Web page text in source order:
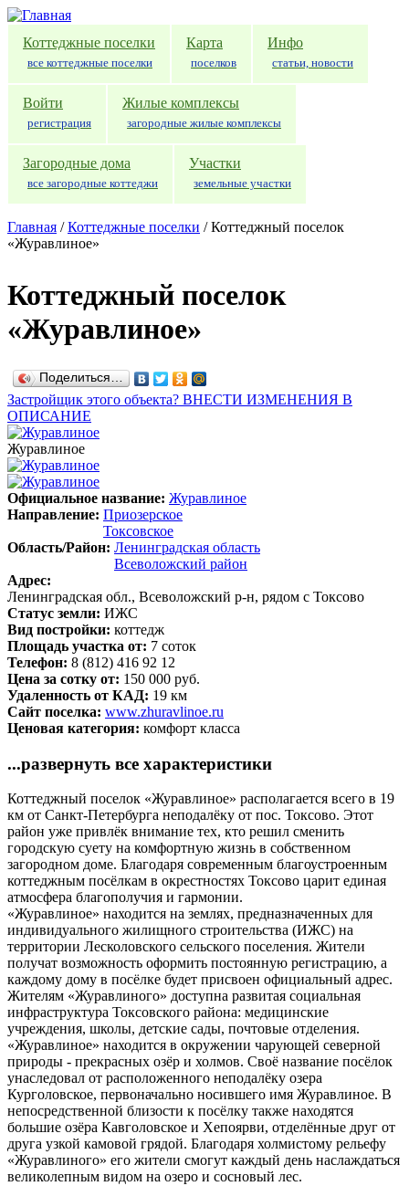
Перейти к основному содержанию
Коттеджные поселки
все коттеджные поселки
Карта
поселков
Инфо
статьи, новости
Войти
регистрация
Жилые комплексы
загородные жилые комплексы
Загородные дома
все загородные коттеджи
Участки
земельные участки
Главная / Коттеджные поселки /Коттеджный поселок
«Журавлиное»
Коттеджный поселок
«Журавлиное»
Поделиться…
Застройщик этого объекта? ВНЕСТИ ИЗМЕНЕНИЯ В
ОПИСАНИЕ
Журавлиное
Официальное название: Журавлиное
Направление: Приозерское
Токсовское
Область/Район: Ленинградская область
Всеволожский район
Адрес:
Ленинградская обл., Всеволожский р-н, рядом с Токсово
Статус земли: ИЖС
Вид постройки: коттедж
Площадь участка от: 7 соток
Телефон: 8 (812) 416 92 12
Цена за сотку от: 150 000 руб.
Удаленность от КАД: 19 км
Сайт поселка: www.zhuravlinoe.ru
Ценовая категория: комфорт класса
...развернуть все характеристики
Коттеджный поселок «Журавлиное» располагается всего в 19
км от Санкт-Петербурга неподалёку от пос. Токсово. Этот
район уже привлёк внимание тех, кто решил сменить
городскую суету на комфортную жизнь в собственном
загородном доме. Благодаря современным благоустроенным
коттеджным посёлкам в окрестностях Токсово царит единая
атмосфера благополучия и гармонии.
«Журавлиное» находится на землях, предназначенных для
индивидуального жилищного строительства (ИЖС) на
территории Лесколовского сельского поселения. Жители
получат возможность оформить постоянную регистрацию, а
каждому дому в посёлке будет присвоен официальный адрес.
Жителям «Журавлиного» доступна развитая социальная
инфраструктура Токсовского района: медицинские
учреждения, школы, детские сады, почтовые отделения.
«Журавлиное» находится в окружении чарующей северной
природы - прекрасных озёр и холмов. Своё название посёлок
унаследовал от расположенного неподалёку озера
Курголовское, первоначально носившего имя Журавлиное. В
непосредственной близости к посёлку также находятся
большие озёра Кавголовское и Хепоярви, отделённые друг от
друга узкой камовой грядой. Благодаря холмистому рельефу
«Журавлиного» его жители смогут каждый день наслаждаться
великолепным видом на озеро и сосновый лес.